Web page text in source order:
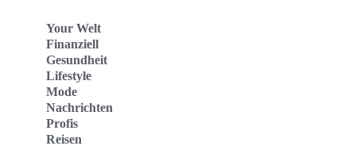
Your Welt
Finanziell
Gesundheit
Lifestyle
Mode
Nachrichten
Profis
Reisen